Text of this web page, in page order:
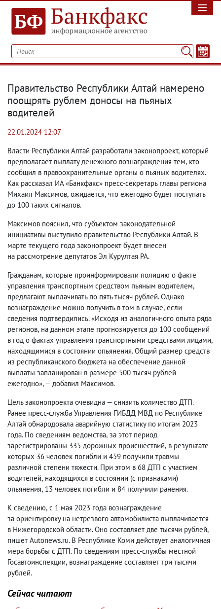
Правительство Республики Алтай намерено
поощрять рублем доносы на пьяных
водителей
22.01.2024 12:07
Власти Республики Алтай разработали законопроект, который
предполагает выплату денежного вознаграждения тем, кто
сообщил в правоохранительные органы о пьяных водителях.
Как рассказал ИА «Банкфакс» пресс-секретарь главы региона
Михаил Максимов, ожидается, что ежегодно будет поступать
до 100 таких сигналов.
Максимов пояснил, что субъектом законодательной
инициативы выступило правительство Республики Алтай. В
марте текущего года законопроект будет внесен
на рассмотрение депутатов Эл Курултая РА.
Гражданам, которые проинформировали полицию о факте
управления транспортным средством пьяным водителем,
предлагают выплачивать по пять тысяч рублей. Однако
вознаграждение можно получить в том в случае, если
сведения подтвердились. «Исходя из аналогичного опыта ряда
регионов, на данном этапе прогнозируется до 100 сообщений
в год о фактах управления транспортными средствами лицами,
находящимися в состоянии опьянения. Общий размер средств
из республиканского бюджета на обеспечение данной
выплаты запланирован в размере 500 тысяч рублей
ежегодно», — добавил Максимов.
Цель законопроекта очевидна — снизить количество ДТП.
Ранее пресс-служба Управления ГИБДД МВД по Республике
Алтай обнародовала аварийную статистику по итогам 2023
года. По сведениям ведомства, за этот период
зарегистрированы 335 дорожных происшествий, в результате
которых 36 человек погибли и 459 получили травмы
различной степени тяжести. При этом в 68 ДТП с участием
водителей, находящихся в состоянии (с признаками)
опьянения, 13 человек погибли и 84 получили ранения.
К сведению, с 1 мая 2023 года вознаграждение
за ориентировку на нетрезвого автомобилиста выплачивается
в Нижегородской области. Оно составляет две тысячи рублей,
пишет Аutonews.ru. В Республике Коми действует аналогичная
мера борьбы с ДТП. По сведениям пресс-службы местной
Госавтоинспекции, вознаграждение составляет три тысячи
рублей.
Сейчас читают